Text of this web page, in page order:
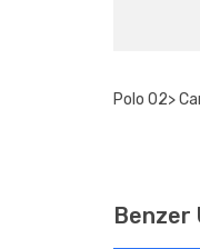
Polo 02>
Benzer